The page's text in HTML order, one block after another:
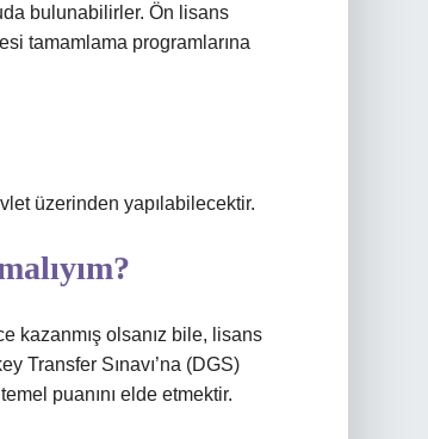
bulunabilirler. Ön lisans
tamamlama programlarına
üzerinden yapılabilecektir.
kazanmış olsanız bile, lisans
Transfer Sınavı’na (DGS)
puanını elde etmektir.